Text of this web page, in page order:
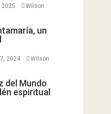
2025
Wilson
un
2024
Wilson
del Mundo
espiritual